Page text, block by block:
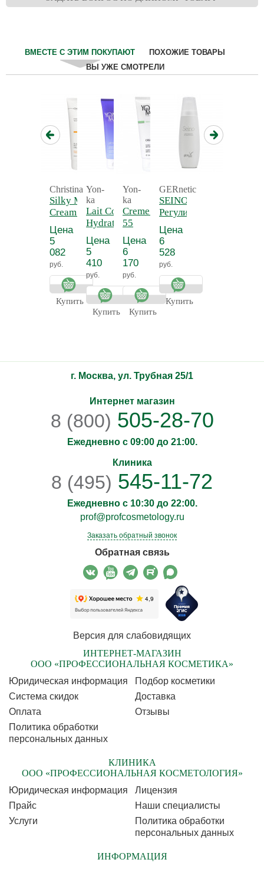
ВМЕСТЕ С ЭТИМ ПОКУПАЮТ
ПОХОЖИЕ ТОВАРЫ
ВЫ УЖЕ СМОТРЕЛИ
Christina
Silky Matte
Cream -
Нежный
матирующий
крем для
тела
Цена
5
082
руб.
Купить
Yon-
ka
Lait Corps
Hydratant
Detox -
Молочко для
тела
увлажняющее
Прованс
Цена
5
410
руб.
Купить
Yon-
ka
Creme 55 - Крем
55
антицеллюлитный
Цена
6
170
руб.
Купить
GERnetic
SEINO -
Регулирующий
и
тонизирующий
лосьон для
бюста СЕЙНО
Цена
6
528
руб.
Купить
г. Москва, ул. Трубная 25/1
Интернет магазин
8 (800) 505-28-70
Ежедневно с 09:00 до 21:00.
Клиника
8 (495) 545-11-72
Ежедневно с 10:30 до 22:00.
prof@profcosmetology.ru
Заказать обратный звонок
Обратная связь
Версия для слабовидящих
ИНТЕРНЕТ-МАГАЗИН
ООО «ПРОФЕССИОНАЛЬНАЯ КОСМЕТИКА»
Юридическая информация
Подбор косметики
Cистема скидок
Доставка
Оплата
Отзывы
Политика обработки
персональных данных
КЛИНИКА
ООО «ПРОФЕССИОНАЛЬНАЯ КОСМЕТОЛОГИЯ»
Юридическая информация
Лицензия
Прайс
Наши специалисты
Услуги
Политика обработки
персональных данных
ИНФОРМАЦИЯ